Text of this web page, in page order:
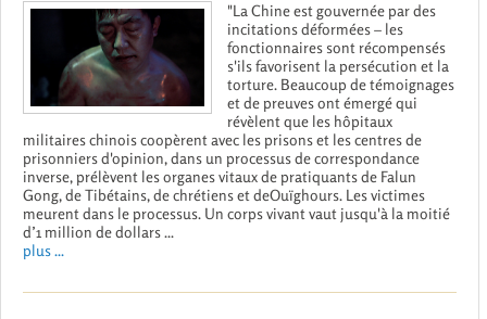
"La Chine est gouvernée par des
incitations déformées – les
fonctionnaires sont récompensés
s'ils favorisent la persécution et la
torture. Beaucoup de témoignages
et de preuves ont émergé qui
révèlent que les hôpitaux
militaires chinois coopèrent avec les prisons et les centres de
prisonniers d'opinion, dans un processus de correspondance
inverse, prélèvent les organes vitaux de pratiquants de Falun
Gong, de Tibétains, de chrétiens et deOuïghours. Les victimes
meurent dans le processus. Un corps vivant vaut jusqu'à la moitié
d’1 million de dollars ...
plus ...